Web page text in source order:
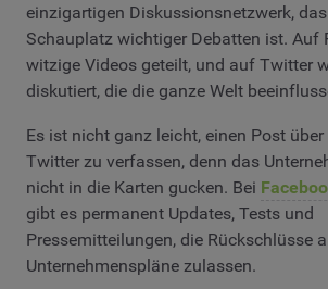
einzigartigen Diskussionsnetzwerk,
Schauplatz wichtiger Debatten ist. Auf
witzige Videos geteilt, und auf Twitter
diskutiert, die die ganze Welt
Es ist nicht ganz leicht, einen Post
Twitter zu verfassen, denn das
nicht in die Karten gucken. Bei
gibt es permanent Updates, Tests und
Pressemitteilungen, die Rückschlüsse
Unternehmenspläne zulassen.